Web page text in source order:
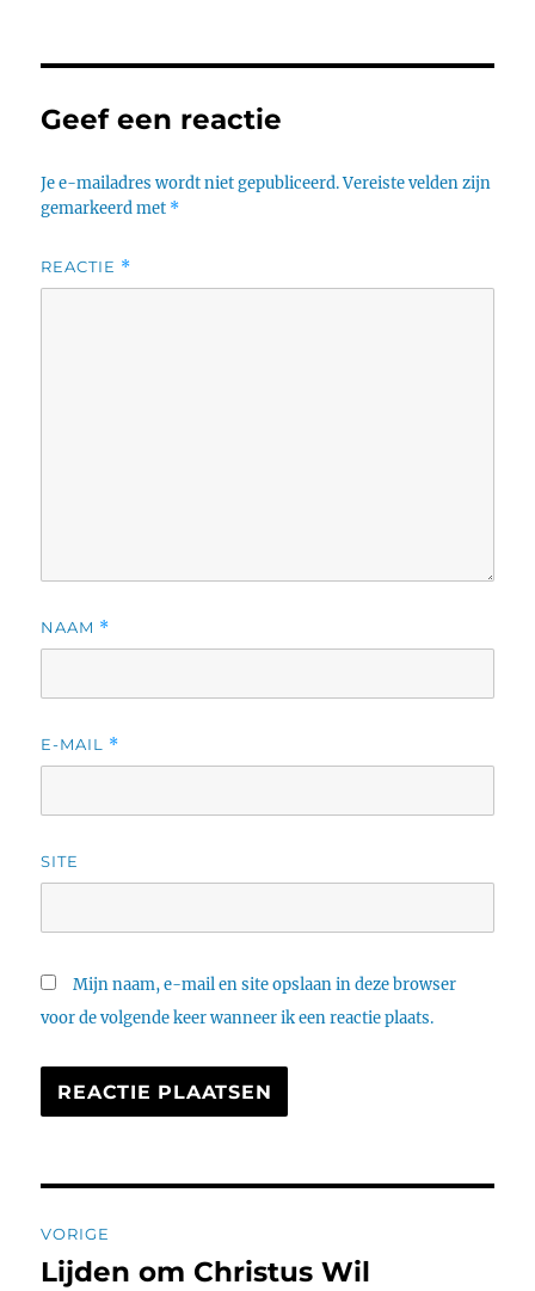
Geef een reactie
Je e-mailadres wordt niet gepubliceerd. Vereiste velden zijn
gemarkeerd met *
REACTIE *
NAAM *
E-MAIL *
SITE
Mijn naam, e-mail en site opslaan in deze browser
voor de volgende keer wanneer ik een reactie plaats.
navigatie
VORIGE
Vorig
Lijden om Christus Wil